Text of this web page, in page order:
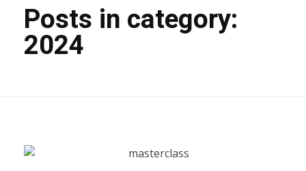
Posts in category:
2024